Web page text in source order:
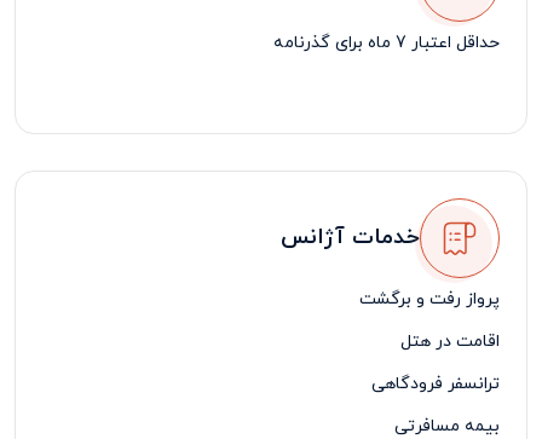
حداقل اعتبار 7 ماه برای گذرنامه
خدمات آژانس
پرواز رفت و برگشت
اقامت در هتل
ترانسفر فرودگاهی
بیمه مسافرتی